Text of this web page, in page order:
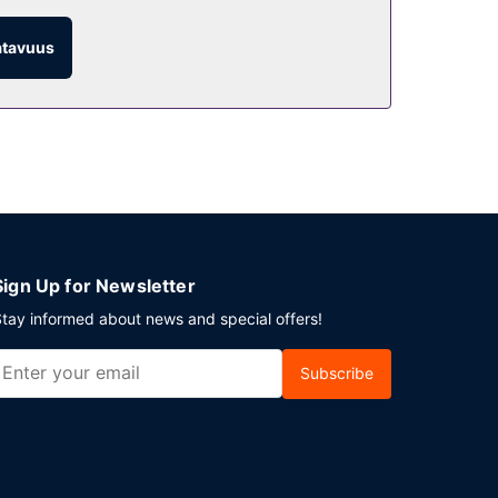
(rajoitettuina aikoina). Päätä päiväsi
6.30–11.00 ja viikonloppuisin klo 7.00–11.30.
Up for Newsletter
informed about news and special offers!
Subscribe